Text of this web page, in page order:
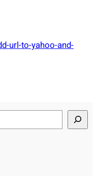
url-to-yahoo-and-